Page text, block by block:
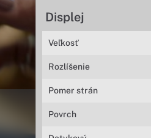
Displej
Veľkosť
Rozlíšenie
Pomer strán
Povrch